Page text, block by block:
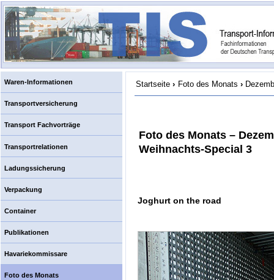
Waren-Informationen
Transportversicherung
Transport Fachvorträge
Transportrelationen
Ladungssicherung
Verpackung
Container
Publikationen
Havariekommissare
Foto des Monats
Startseite › Foto des Monats ›
Foto des Monats –
Weihnachts-Special 3
Joghurt on the road